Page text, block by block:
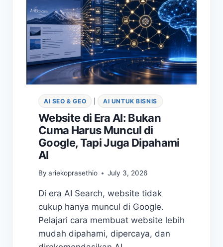
AI SEO & GEO AI UNTUK BISNIS
Website di Era AI: Bukan
Cuma Harus Muncul di
Google, Tapi Juga Dipahami
AI
By ariekoprasethio July 3, 2026
Di era AI Search, website tidak
cukup hanya muncul di Google.
Pelajari cara membuat website lebih
mudah dipahami, dipercaya, dan